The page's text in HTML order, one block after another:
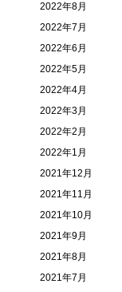
2022年8月
2022年7月
2022年6月
2022年5月
2022年4月
2022年3月
2022年2月
2022年1月
2021年12月
2021年11月
2021年10月
2021年9月
2021年8月
2021年7月